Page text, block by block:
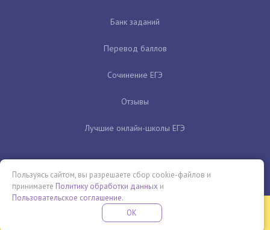
Банк заданий
Перевод баллов
Сочинение ЕГЭ
Отзывы
Лучшие онлайн-школы ЕГЭ
Бесплатная летняя школа
ПРОВЕДИ ЭТО ЛЕТО С ПОЛЬЗОЙ
Пользуясь сайтом, вы разрешаете сбор cookie-файлов и
принимаете Политику обработки данных и
Пользовательское соглашение.
OK